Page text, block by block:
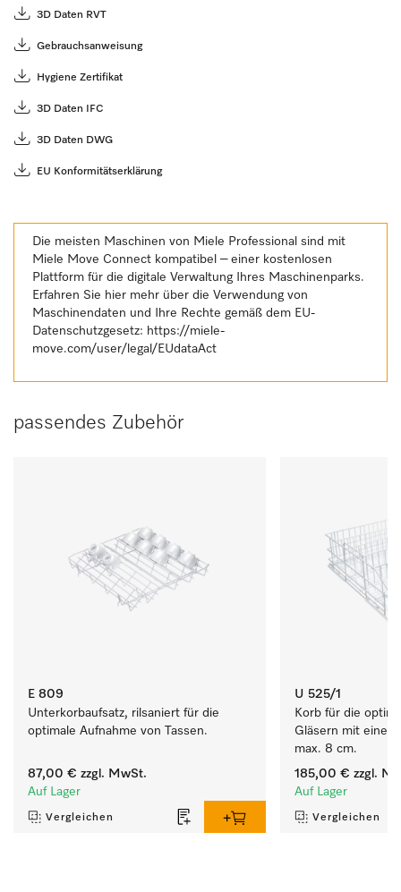
3D Daten RVT
Gebrauchsanweisung
Hygiene Zertifikat
3D Daten IFC
3D Daten DWG
EU Konformitätserklärung
Die meisten Maschinen von Miele Professional sind mit
Miele Move Connect kompatibel – einer kostenlosen
Plattform für die digitale Verwaltung Ihres Maschinenparks.
Erfahren Sie hier mehr über die Verwendung von
Maschinendaten und Ihre Rechte gemäß dem EU-
Datenschutzgesetz: https://miele-
move.com/user/legal/EUdataAct
passendes Zubehör
E 809
Unterkorbaufsatz, rilsaniert für die
optimale Aufnahme von Tassen.
87,00 € zzgl. MwSt.
Auf Lager
Vergleichen
U 525/1
Korb für die
Gläsern mit
max. 8 cm.
185,00 € zzgl.
Auf Lager
Vergleichen